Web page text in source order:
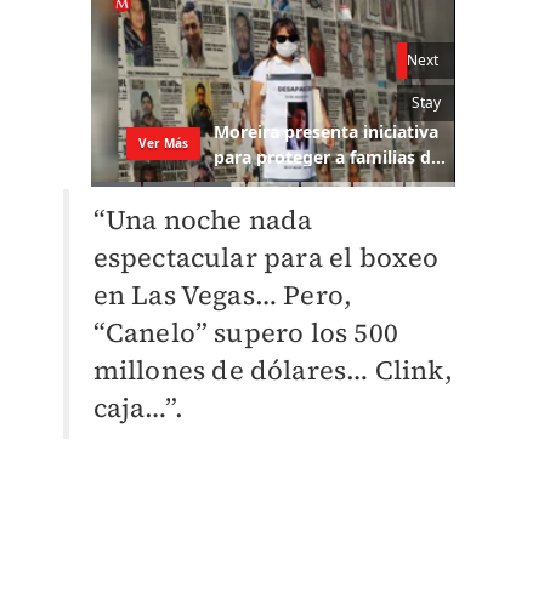
“Una noche nada
espectacular para el boxeo
en Las Vegas… Pero,
“Canelo” supero los 500
millones de dólares… Clink,
caja…”.